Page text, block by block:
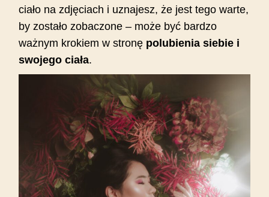
ciało na zdjęciach i uznajesz, że jest tego warte,
by zostało zobaczone – może być bardzo
ważnym krokiem w stronę polubienia siebie i
swojego ciała.